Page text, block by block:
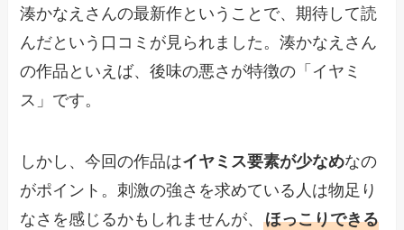
湊かなえさんの最新作ということで、期待して読
んだという口コミが見られました。湊かなえさん
の作品といえば、後味の悪さが特徴の「イヤミ
ス」です。
しかし、今回の作品はイヤミス要素が少なめなの
がポイント。刺激の強さを求めている人は物足り
なさを感じるかもしれませんが、ほっこりできる